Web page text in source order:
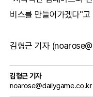
비스를 만들어가겠다"고
김형근 기자
김형근 기자
noarose@dailygame.co.kr